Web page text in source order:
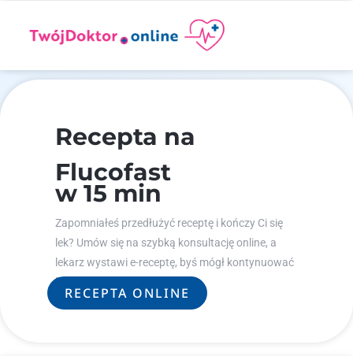
Recepta na
Flucofast
w 15 min
Zapomniałeś przedłużyć receptę i kończy Ci się
lek? Umów się na szybką konsultację online, a
lekarz wystawi e-receptę, byś mógł kontynuować
leczenie.
RECEPTA ONLINE